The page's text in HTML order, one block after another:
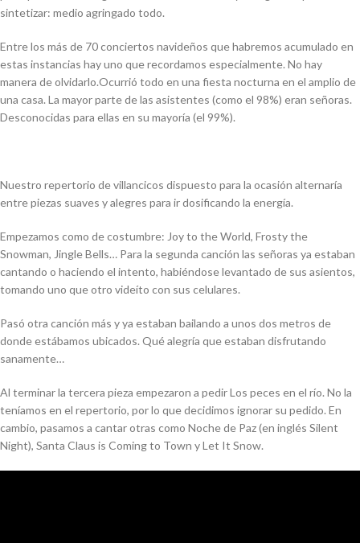
sintetizar: medio agringado todo.
Entre los más de 70 conciertos navideños que habremos acumulado en
estas instancias hay uno que recordamos especialmente. No hay
manera de olvidarlo.Ocurrió todo en una fiesta nocturna en el amplio de
una casa. La mayor parte de las asistentes (como el 98%) eran señoras.
Desconocidas para ellas en su mayoría (el 99%).
Nuestro repertorio de villancicos dispuesto para la ocasión alternaría
entre piezas suaves y alegres para ir dosificando la energía.
Empezamos como de costumbre: Joy to the World, Frosty the
Snowman, Jingle Bells… Para la segunda canción las señoras ya estaban
cantando o haciendo el intento, habiéndose levantado de sus asientos,
tomando uno que otro videíto con sus celulares.
Pasó otra canción más y ya estaban bailando a unos dos metros de
donde estábamos ubicados. Qué alegría que estaban disfrutando
sanamente…
Al terminar la tercera pieza empezaron a pedirLos peces en el río. No la
teníamos en el repertorio, por lo que decidimos ignorar su pedido. En
cambio, pasamos a cantar otras como Noche de Paz(en inglés Silent
Night), Santa Claus is Coming to Town yLet It Snow.